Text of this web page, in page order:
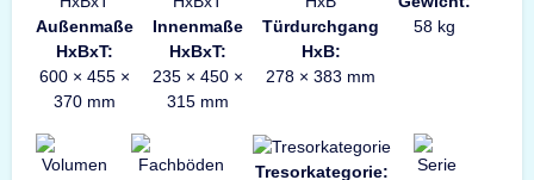
Außenmaße
HxBxT:
600 × 455 ×
370 mm
Innenmaße
HxBxT:
235 × 450 ×
315 mm
Türdurchgang
HxB:
278 × 383 mm
58 kg
Tresorkategorie: